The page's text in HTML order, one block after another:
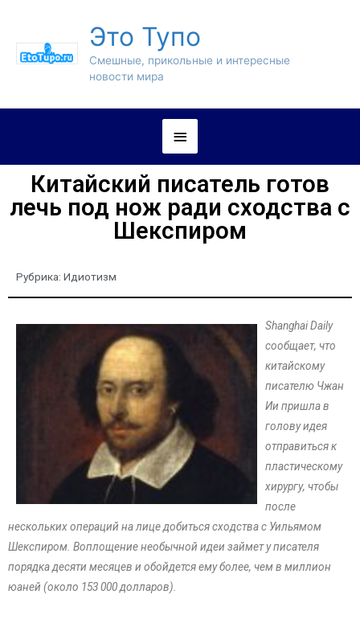
Это Тупо
Смешные, прикольные и интересные
новости мира
Китайский писатель готов
лечь под нож ради сходства с
Шекспиром
Рубрика: Идиотизм
Shanghai Daily
сообщает, что
китайскому
писателю Чжан
Ии пришла в
голову идея
отправиться к
пластическому
хирургу, чтобы
после
нескольких операций на лице добиться сходства с Уильямом
Шекспиром. Воплощение необычной идеи займет у писателя
порядка десяти месяцев и обойдется ему более, чем в миллион
юаней (около 153 000 долларов).